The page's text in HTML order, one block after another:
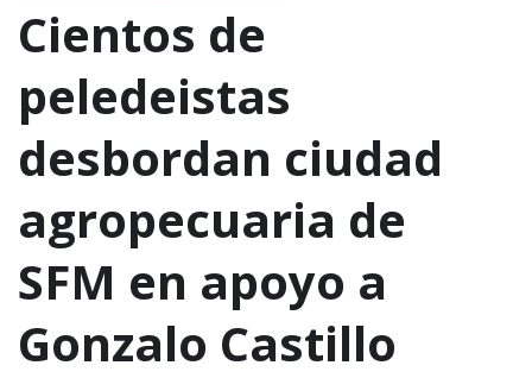
Cientos de
peledeistas
desbordan ciudad
agropecuaria de
SFM en apoyo a
Gonzalo Castillo